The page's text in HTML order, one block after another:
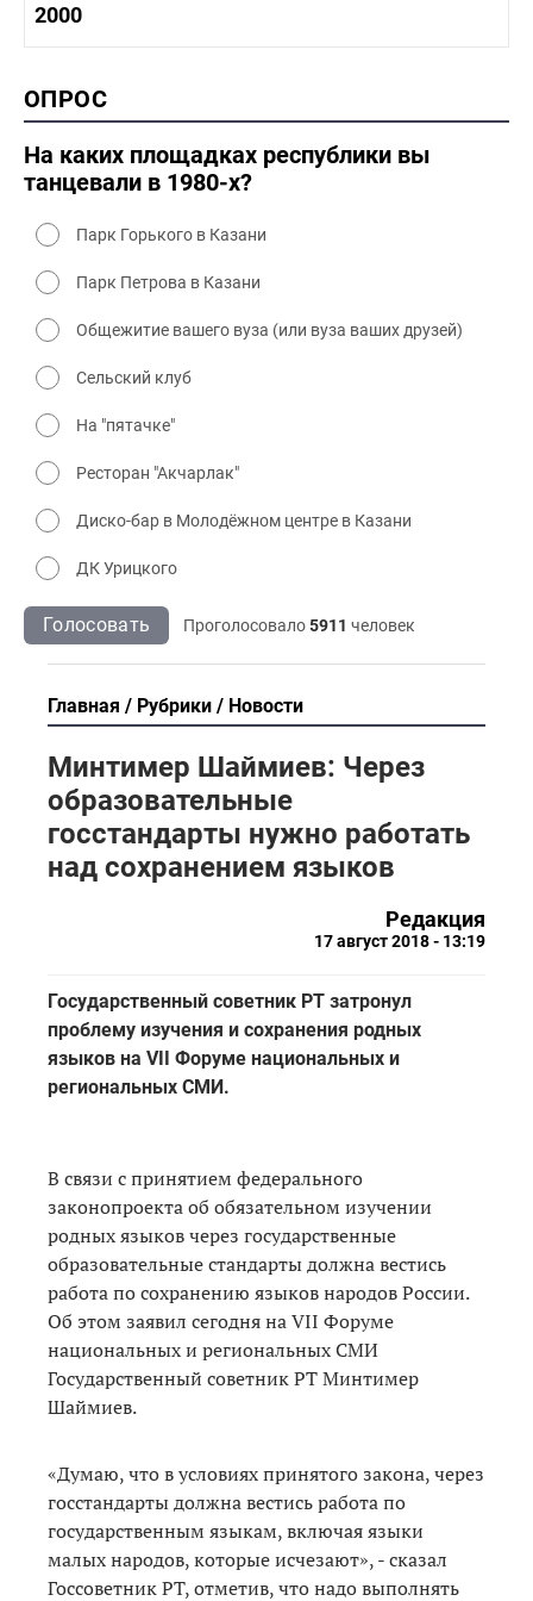
1990-2000 культура
2000
2000 промышленность
2000 культура
ОПРОС
На каких площадках республики вы
танцевали в 1980-х?
Парк Горького в Казани
Парк Петрова в Казани
Общежитие вашего вуза (или вуза ваших друзей)
Сельский клуб
На "пятачке"
Ресторан "Акчарлак"
Диско-бар в Молодёжном центре в Казани
ДК Урицкого
Голосовать Проголосовало5911 человек
Главная Рубрики Новости
Минтимер Шаймиев: Через
образовательные
госстандарты нужно работать
над сохранением языков
Редакция
17 август 2018 - 13:19
Государственный советник РТ затронул
проблему изучения и сохранения родных
языков на VII Форуме национальных и
региональных СМИ.
В связи с принятием федерального
законопроекта об обязательном изучении
родных языков через государственные
образовательные стандарты должна вестись
работа по сохранению языков народов России.
Об этом заявил сегодня на VII Форуме
национальных и региональных СМИ
Государственный советник РТ Минтимер
Шаймиев.
«Думаю, что в условиях принятого закона, через
госстандарты должна вестись работа по
государственным языкам, включая языки
малых народов, которые исчезают», - сказал
Госсоветник РТ, отметив, что надо выполнять